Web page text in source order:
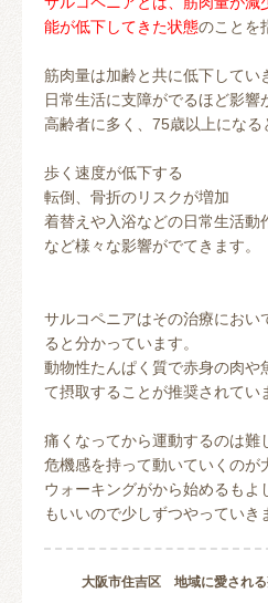
能が低下してきた状態のことを
筋肉量は加齢と共に低下してい
日常生活に支障がでるほど影
高齢者に多く、75歳以上になる
歩く速度が低下する
転倒、骨折のリスクが増加
着替えや入浴などの日常生活動
など様々な影響がでてきます。
サルコペニアはその治療におい
ると分かっています。
動物性たんぱく質で赤身の肉や
て摂取することが推奨されてい
痛くなってから運動するのは難
危機感を持って動いていくのが
ウォーキングがから始めるもよ
もいいので少しずつやっていき
大阪市住吉区 地域に愛される